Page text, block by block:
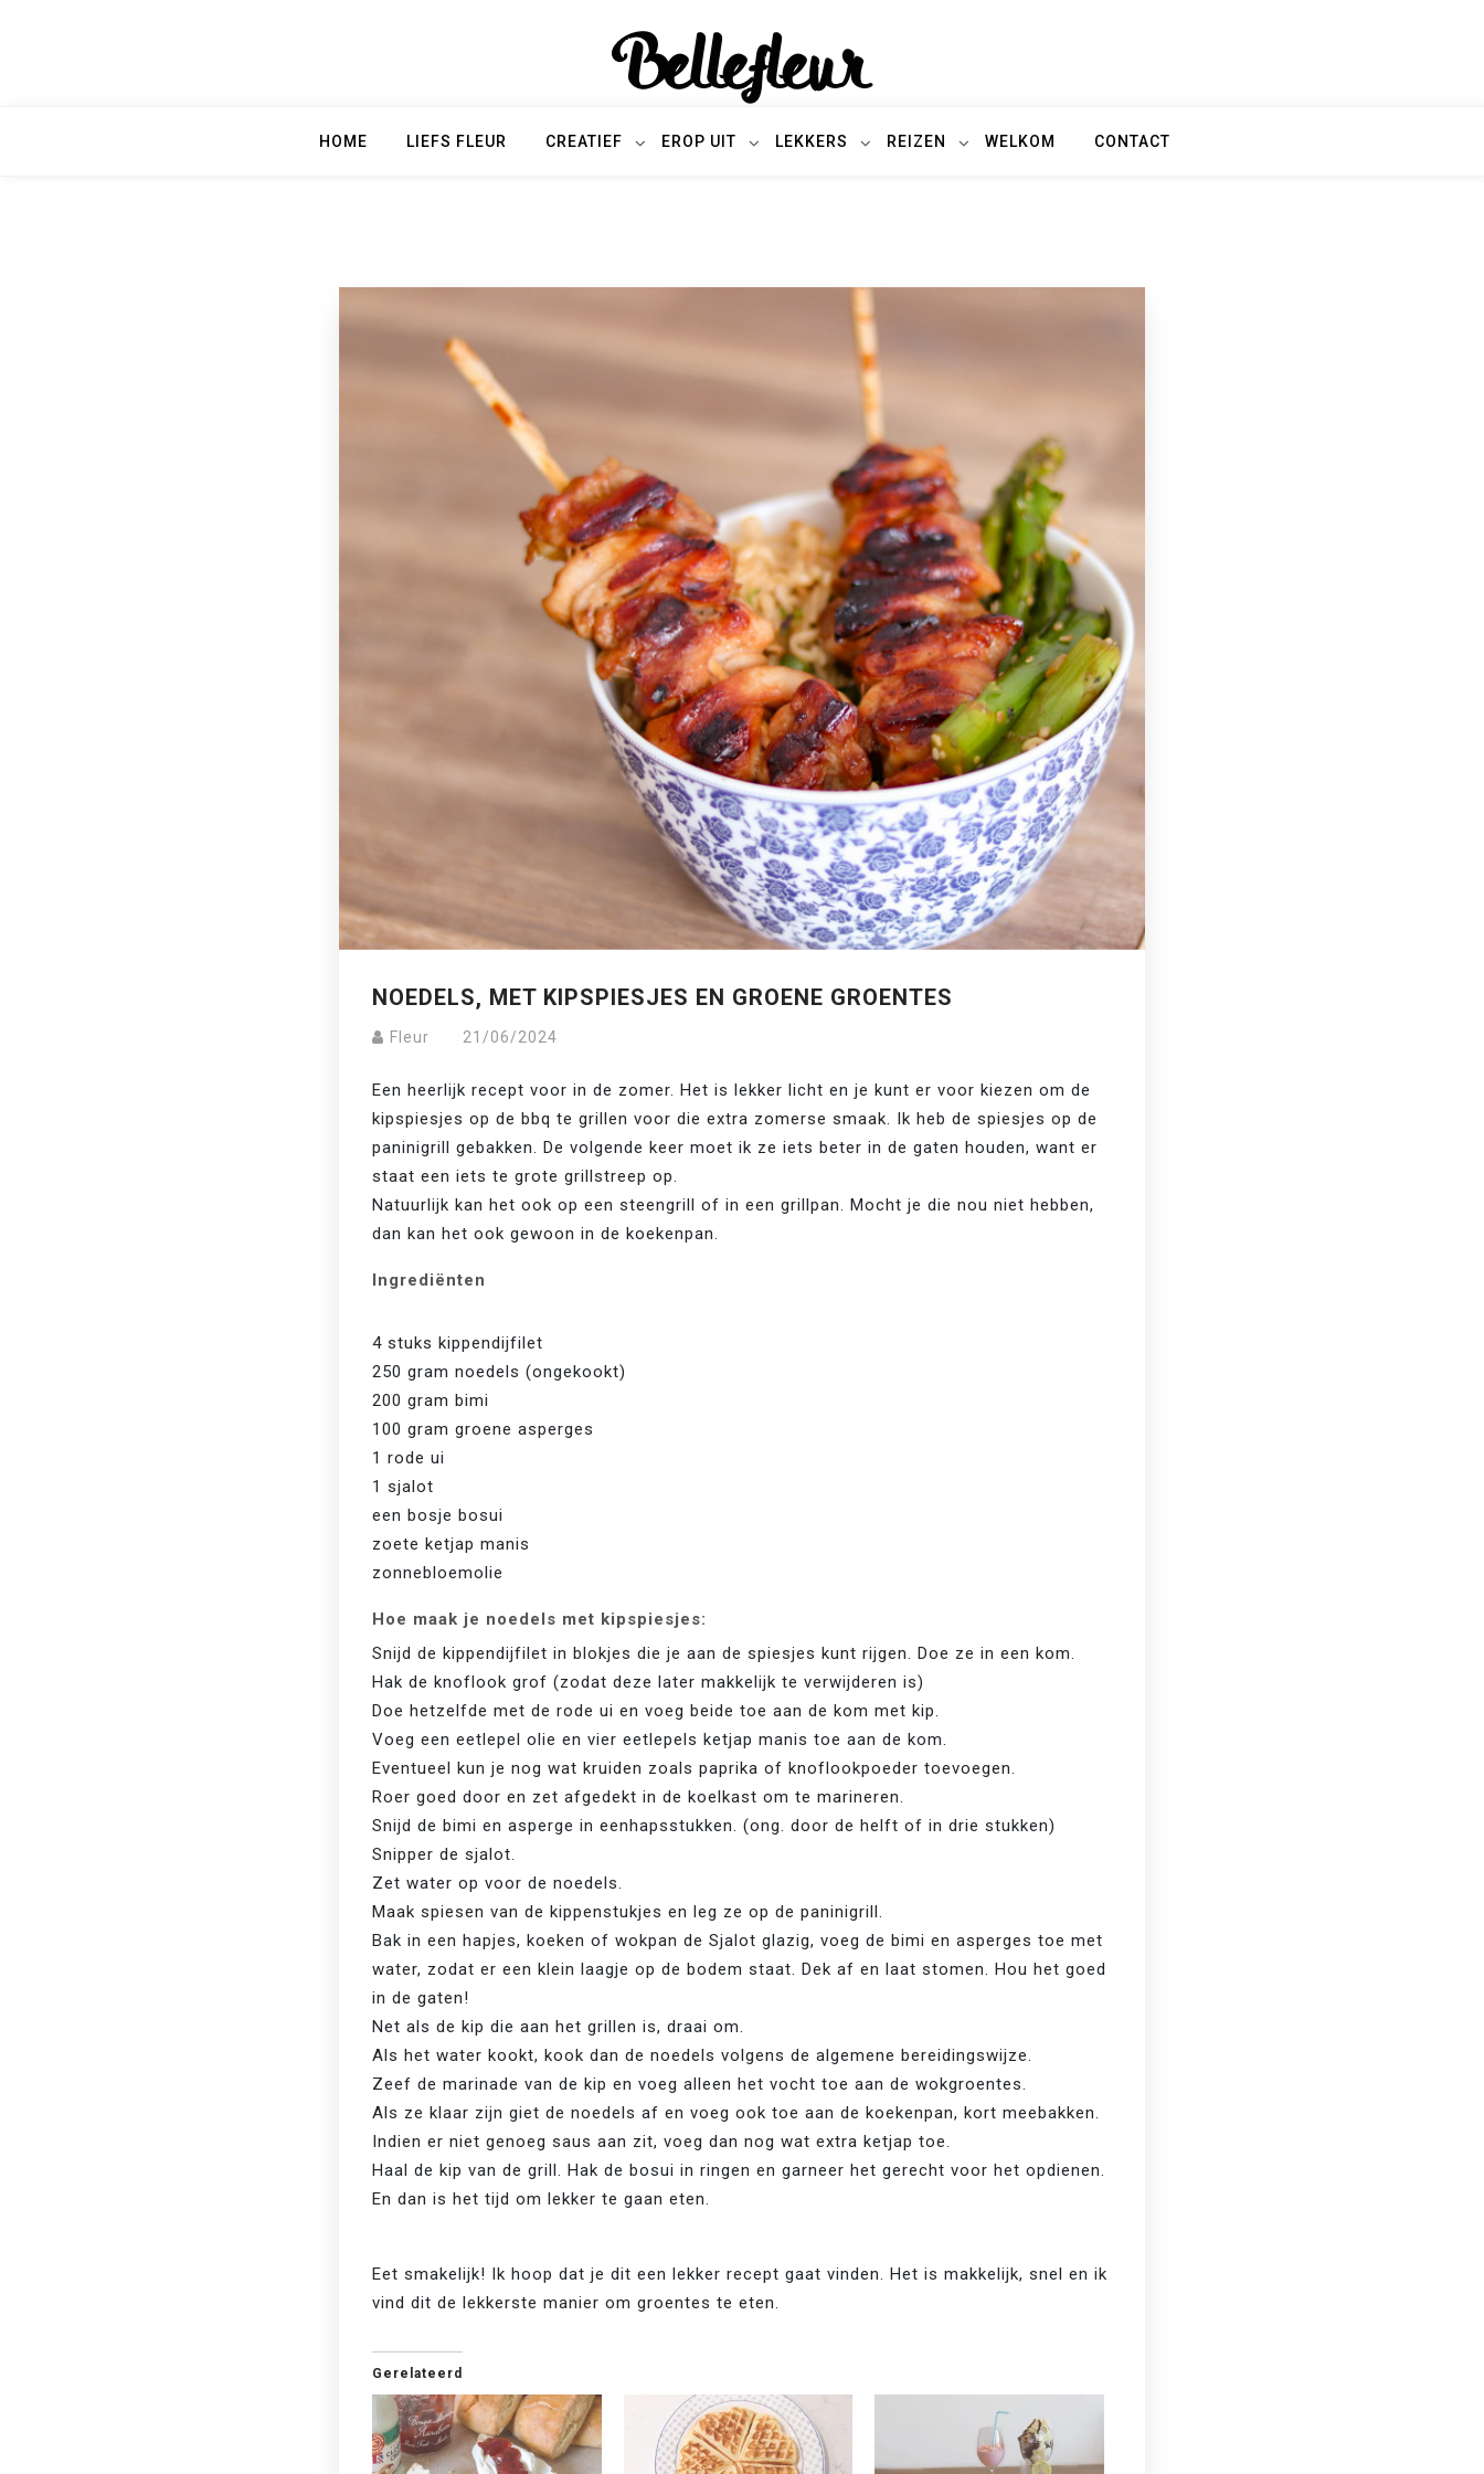
Bellefleur
HOME LIEFS FLEUR CREATIEF EROP UIT LEKKERS REIZEN WELKOM CONTACT
NOEDELS, MET KIPSPIESJES EN GROENE GROENTES
Fleur 21/06/2024
Een heerlijk recept voor in de zomer. Het is lekker licht en je kunt er voor kiezen om de
kipspiesjes op de bbq te grillen voor die extra zomerse smaak. Ik heb de spiesjes op de
paninigrill gebakken. De volgende keer moet ik ze iets beter in de gaten houden, want er
staat een iets te grote grillstreep op.
Natuurlijk kan het ook op een steengrill of in een grillpan. Mocht je die nou niet hebben,
dan kan het ook gewoon in de koekenpan.
Ingrediënten
4 stuks kippendijfilet
250 gram noedels (ongekookt)
200 gram bimi
100 gram groene asperges
1 rode ui
1 sjalot
een bosje bosui
zoete ketjap manis
zonnebloemolie
Hoe maak je noedels met kipspiesjes:
Snijd de kippendijfilet in blokjes die je aan de spiesjes kunt rijgen. Doe ze in een kom.
Hak de knoflook grof (zodat deze later makkelijk te verwijderen is)
Doe hetzelfde met de rode ui en voeg beide toe aan de kom met kip.
Voeg een eetlepel olie en vier eetlepels ketjap manis toe aan de kom.
Eventueel kun je nog wat kruiden zoals paprika of knoflookpoeder toevoegen.
Roer goed door en zet afgedekt in de koelkast om te marineren.
Snijd de bimi en asperge in eenhapsstukken. (ong. door de helft of in drie stukken)
Snipper de sjalot.
Zet water op voor de noedels.
Maak spiesen van de kippenstukjes en leg ze op de paninigrill.
Bak in een hapjes, koeken of wokpan de Sjalot glazig, voeg de bimi en asperges toe met
water, zodat er een klein laagje op de bodem staat. Dek af en laat stomen. Hou het goed
in de gaten!
Net als de kip die aan het grillen is, draai om.
Als het water kookt, kook dan de noedels volgens de algemene bereidingswijze.
Zeef de marinade van de kip en voeg alleen het vocht toe aan de wokgroentes.
Als ze klaar zijn giet de noedels af en voeg ook toe aan de koekenpan, kort meebakken.
Indien er niet genoeg saus aan zit, voeg dan nog wat extra ketjap toe.
Haal de kip van de grill. Hak de bosui in ringen en garneer het gerecht voor het opdienen.
En dan is het tijd om lekker te gaan eten.
Eet smakelijk! Ik hoop dat je dit een lekker recept gaat vinden. Het is makkelijk, snel en ik
vind dit de lekkerste manier om groentes te eten.
Gerelateerd